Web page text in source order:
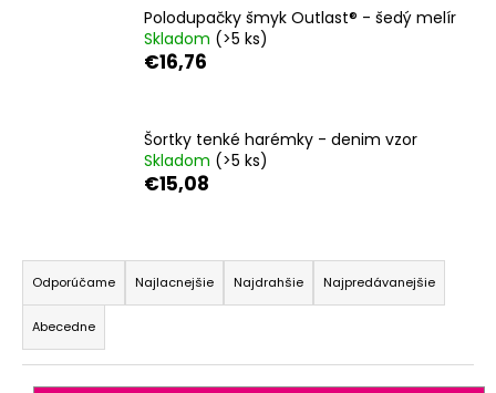
Polodupačky šmyk Outlast® - šedý melír
Skladom (>5 ks)
€16,76
Šortky tenké harémky - denim vzor
Skladom (>5 ks)
€15,08
R
a
d
e
n
Odporúčame Najlacnejšie Najdrahšie Najpredávanejšie
Abecedne
HĽADAŤ
O